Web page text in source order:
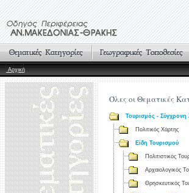
Αρχική
Όλες οι Θεματικές
Τουρισμός -
Πολιτικός Χάρτης
Είδη Τουρισμού
Πολιτιστικός
Αρχαιολογικός
Θρησκευτικός